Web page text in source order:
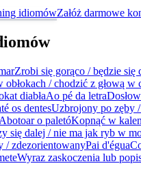
idiomówZałóż darmowe
Zrobi się gorąco / będzie się
obłokach / chodzić z głową w
diabłaAo pé da letra
os dentesUzbrojony po zęby /
Abotoar o paletóKopnąć w
się dalej / nie ma jak ryb w
/ zdezorientowanyPai d'égua
Wyraz zaskoczenia lub